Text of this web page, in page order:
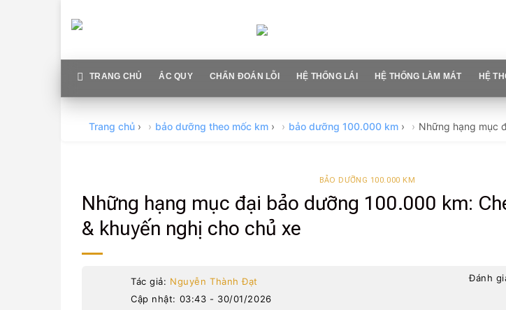
TRANG CHỦ ẮC QUY CHẨN ĐOÁN LỖI HỆ THỐNG LÁI HỆ THỐNG LÀM MÁT HỆ
Trang chủ › bảo dưỡng theo mốc km › bảo dưỡng 100.000 km › Những hạng mục
BẢO DƯỠNG 100.000 KM
Những hạng mục đại bảo dưỡng 100.000 km:
& khuyến nghị cho chủ xe
Tác giả: Nguyễn Thành Đạt
Cập nhật: 03:43 - 30/01/2026
Đánh